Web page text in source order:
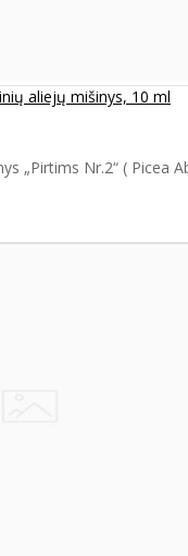
aliejų mišinys, 10 ml
„Pirtims Nr.2“ ( Picea